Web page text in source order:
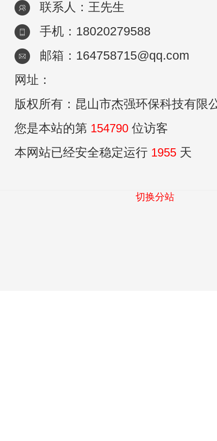
联系人：王先生
手机：18020279588
邮箱：164758715@qq.com
网址：
版权所有：昆山市杰强环保科技有限
您是本站的第 154790 位访客
本网站已经安全稳定运行 1955 天
切换分站